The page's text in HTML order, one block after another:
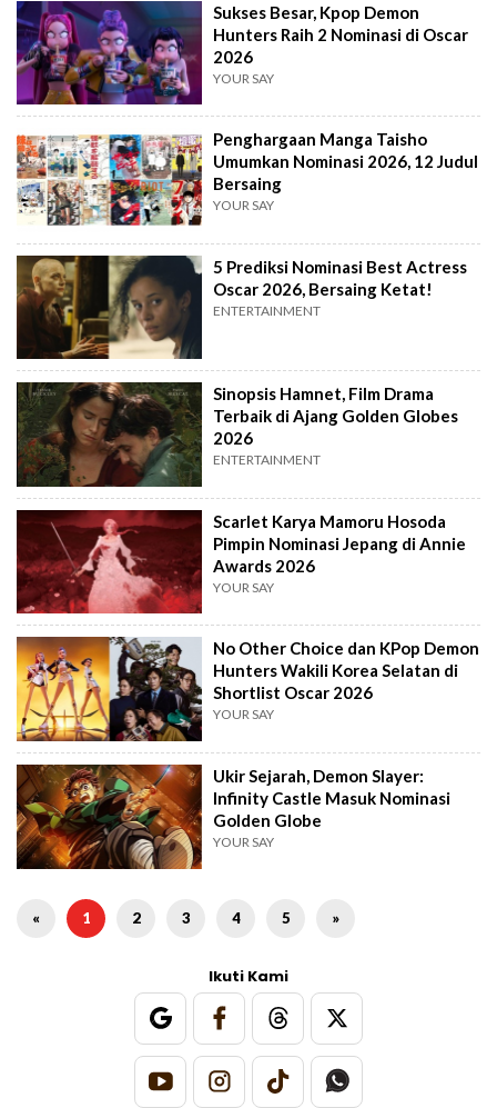
Sukses Besar, Kpop Demon
Hunters Raih 2 Nominasi di Oscar
2026
YOUR SAY
Penghargaan Manga Taisho
Umumkan Nominasi 2026, 12 Judul
Bersaing
YOUR SAY
5 Prediksi Nominasi Best Actress
Oscar 2026, Bersaing Ketat!
ENTERTAINMENT
Sinopsis Hamnet, Film Drama
Terbaik di Ajang Golden Globes
2026
ENTERTAINMENT
Scarlet Karya Mamoru Hosoda
Pimpin Nominasi Jepang di Annie
Awards 2026
YOUR SAY
No Other Choice dan KPop Demon
Hunters Wakili Korea Selatan di
Shortlist Oscar 2026
YOUR SAY
Ukir Sejarah, Demon Slayer:
Infinity Castle Masuk Nominasi
Golden Globe
YOUR SAY
« 1 2 3 4 5 »
Ikuti Kami